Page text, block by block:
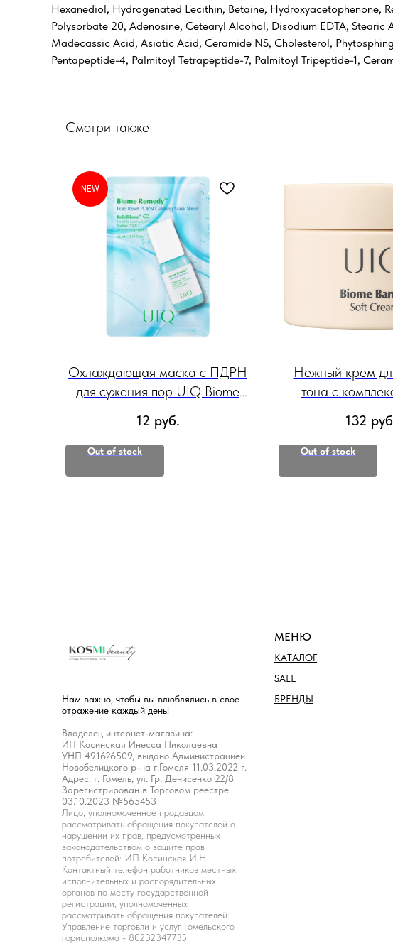
Hexanediol, Hydrogenated Lecithin, Betaine, Hydroxyacetophenone,
Polysorbate 20, Adenosine, Cetearyl Alcohol, Disodium EDTA,
Madecassic Acid, Asiatic Acid, Ceramide NS, Cholesterol,
Pentapeptide-4, Palmitoyl Tetrapeptide-7, Palmitoyl Tripeptide-1,
Смотри также
NEW
Охлаждающая маска с ПДРН
для сужения пор UIQ Biome
Remedy Pore Reset PDRN
Calming Mask Sheet 22 мл
12 руб.
Out of stock
Нежный крем
тона с
постбиотиков
Soft Cream,
132
Out of stock
Нам важно, чтобы вы влюблялись в свое
отражение каждый день!
Владелец интернет-магазина:
ИП Косинская Инесса Николаевна
УНП 491626509, выдано Администрацией
Новобелицкого р-на г.Гомеля 11.03.2022 г.
Адрес: г. Гомель, ул. Гр. Денисенко 22/8
Зарегистрирован в Торговом реестре
03.10.2023 №565453
Лицо, уполномоченное продавцом
рассматривать обращения покупателей о
нарушении их прав, предусмотренных
законодательством о защите прав
потребителей: ИП Косинская И.Н.
Контактный телефон работников местных
исполнительных и распорядительных
органов по месту государственной
регистрации, уполномоченных
рассматривать обращения покупателей:
Управление торговли и услуг Гомельского
горисполкома - 80232347735
МЕНЮ
КАТАЛОГ
SALE
БРЕНДЫ